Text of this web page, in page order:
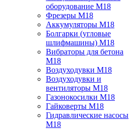
оборудование M18
Фрезеры M18
Аккумуляторы M18
Болгарки (угловые
шлифмашины) M18
Вибраторы для бетона
M18
Воздуходувки M18
Воздуходувки и
вентиляторы M18
Газонокосилки M18
Гайковерты M18
Гидравлические насосы
M18